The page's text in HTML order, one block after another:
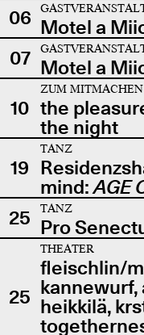
06 Motel a
07 Motel a
10
ZUM MITMACHEN
the
the night
19
TANZ
mind:AGE
25
TANZ
Pro
25
THEATER
fleischlin/
kannewurf,
heikkilä,